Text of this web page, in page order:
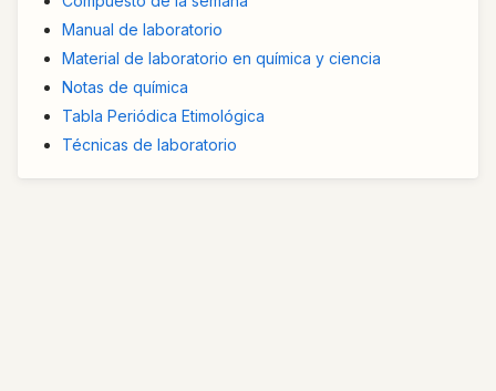
Manual de laboratorio
Material de laboratorio en química y ciencia
Notas de química
Tabla Periódica Etimológica
Técnicas de laboratorio